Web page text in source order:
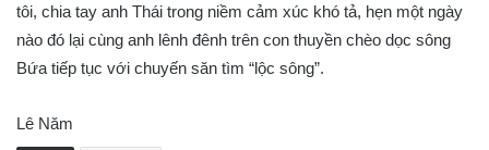
tôi, chia tay anh Thái trong niềm cảm xúc khó tả, hẹn một ngày
nào đó lại cùng anh lênh đênh trên con thuyền chèo dọc sông
Bứa tiếp tục với chuyến săn tìm “lộc sông”.
Lê Năm